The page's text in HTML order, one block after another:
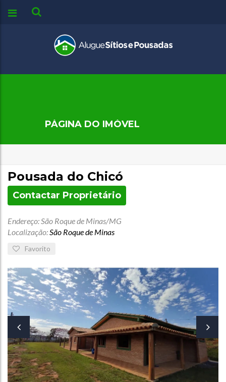
PÁGINA DO IMÓVEL
Pousada do Chicó
Contactar Proprietário
Endereço: São Roque de Minas/MG
Localização:São Roque de Minas
Favorito